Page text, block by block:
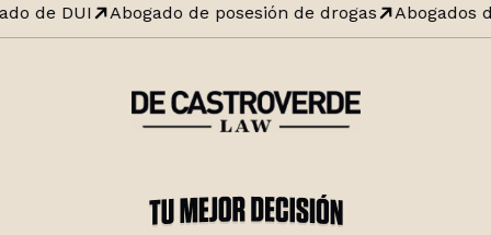
de DUI Abogado de posesión de drogas Abogados